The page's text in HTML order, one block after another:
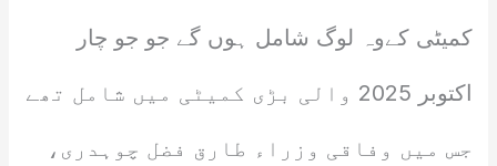
کمیٹی کےوہ لوگ شامل ہوں گے جو جو چار
اکتوبر 2025 والی بڑی کمیٹی میں شامل تھے
جس میں وفاقی وزراء طارق فضل چوہدری،